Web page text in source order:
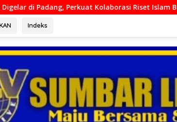
Riset Islam Bertaraf Internasional
Indeks